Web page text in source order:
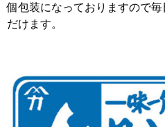
個包装になっておりますので
だけます。